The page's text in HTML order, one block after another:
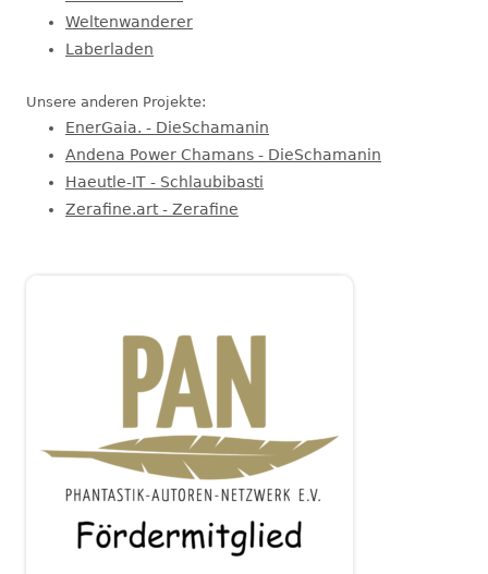
Weltenwanderer
Laberladen
Unsere anderen Projekte:
EnerGaia. - DieSchamanin
Andena Power Chamans - DieSchamanin
Haeutle-IT - Schlaubibasti
Zerafine.art - Zerafine